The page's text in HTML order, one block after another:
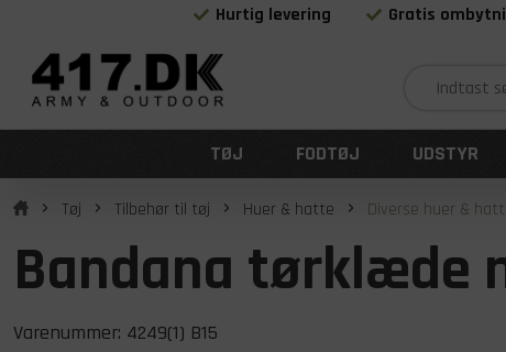
Hurtig levering Gratis
TØJ FODTØJ UDSTYR
Tøj Tilbehør til tøj Huer & hatte Diverse huer &
Bandana tørklæde
Varenummer: 4249(1) B15